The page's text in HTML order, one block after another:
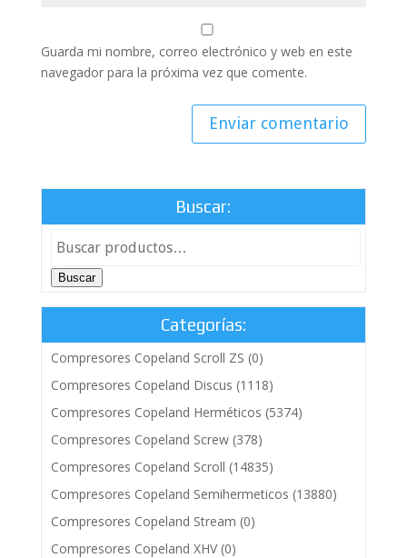
Guarda mi nombre, correo electrónico y web en este
navegador para la próxima vez que comente.
Buscar:
Buscar
Categorías:
Compresores Copeland Scroll ZS (0)
Compresores Copeland Discus (1118)
Compresores Copeland Herméticos (5374)
Compresores Copeland Screw (378)
Compresores Copeland Scroll (14835)
Compresores Copeland Semihermeticos (13880)
Compresores Copeland Stream (0)
Compresores Copeland XHV (0)